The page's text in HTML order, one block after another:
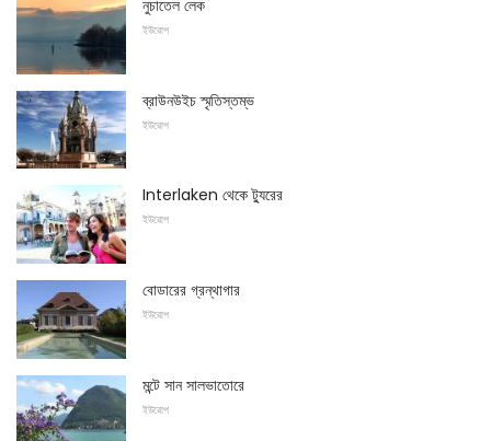
নুচাতেল লেক
ইউরোপ
ব্রাউনউইচ স্মৃতিস্তম্ভ
ইউরোপ
Interlaken থেকে ট্যুরের
ইউরোপ
বোডারের গ্রন্থাগার
ইউরোপ
মন্টে সান সালভাতোরে
ইউরোপ